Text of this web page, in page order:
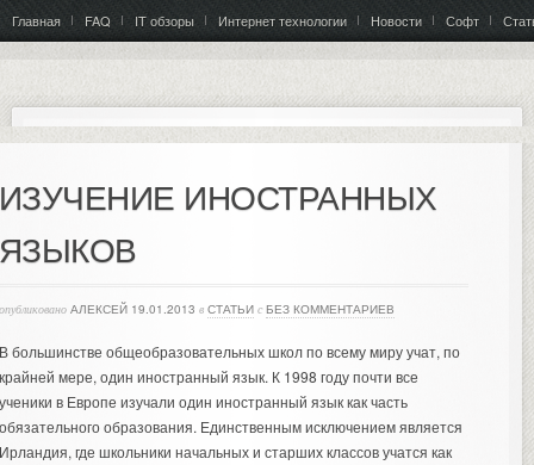
Главная FAQ IT обзоры Интернет технологии Новости Софт
ИНОСТРАННЫХ
АЛЕКСЕЙ 19.01.2013 в СТАТЬИ с БЕЗ КОММЕНТАРИЕВ
большинстве общеобразовательных школ по всему миру учат, по
мере, один иностранный язык. К 1998 году почти все
в Европе изучали один иностранный язык как часть
образования. Единственным исключением является
где школьники начальных и старших классов учатся как